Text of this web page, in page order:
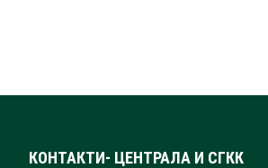
КОНТАКТИ- ЦЕНТРАЛА И СГКК